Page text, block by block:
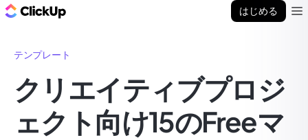
はじめる
テンプレート
クリエイティブプロジ
ェクト向け15のFreeマ